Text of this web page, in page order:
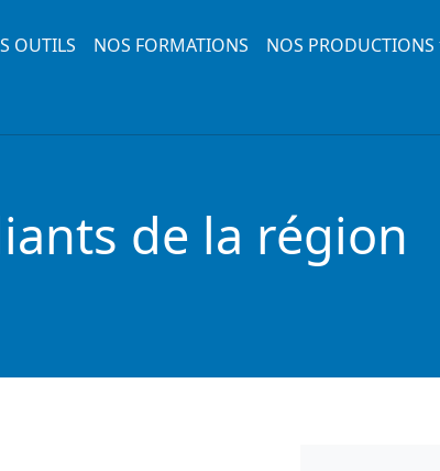
OUTILS NOS FORMATIONS
NOS PRODUCTIONS
de la région